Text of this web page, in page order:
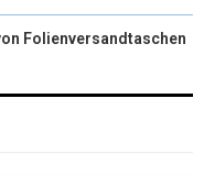
Folienversandtaschen